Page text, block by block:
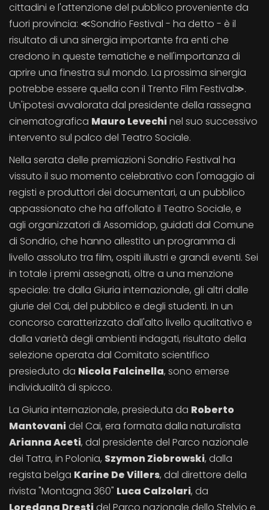
cittadini e l'attenzione del pubblico proveniente da
fuori provincia: ≪Sondrio Festival - ha detto - è il
risultato di una sinergia importante fra enti che
credono in queste tematiche e nell'importanza di
aprire una finestra sul mondo. La prossima sinergia
potrebbe essere quella con il Trento Film Festival≫.
Un'ipotesi avvalorata dal presidente della rassegna
cinematografica Mauro Levechinel suo successivo
intervento sul palco del Teatro Sociale.
Nella serata delle premiazioni Sondrio Festival ha
vissuto il suo momento celebrativo con l'omaggio ai
registi e produttori dei documentari, a un pubblico
appassionato che ha affollato il Teatro Sociale, e
agli organizzatori di Assomidop, guidati dal Comune
di Sondrio, che hanno allestito un programma di
livello assoluto tra film, ospiti illustri e grandi eventi. Sei
in totale i premi assegnati, oltre a una menzione
speciale: tre dalla Giuria internazionale, gli altri dalle
giurie del Cai, del pubblico e degli studenti. In un
concorso caratterizzato dall'alto livello qualitativo e
dalla varietà degli ambienti indagati, risultato della
selezione operata dal Comitato scientifico
presieduto da Nicola Falcinella, sono emerse
individualità di spicco.
La Giuria internazionale, presieduta da Roberto
Mantovanidel Cai, era formata dalla naturalista
Arianna Aceti, dal presidente del Parco nazionale
dei Tatra, in Polonia, Szymon Ziobrowski, dalla
regista belga Karine De Villers, dal direttore della
rivista "Montagna 360" Luca Calzolari, da